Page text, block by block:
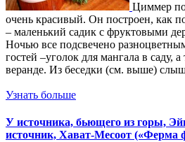
Циммер
очень красивый. Он построен, как
– маленький садик с фруктовыми
Ночью все подсвечено
гостей –уголок для мангала в саду,
веранде. Из беседки (см. выше)
Узнать больше
У источника, бьющего из горы,
источник, Хават-Месоот («Ферма